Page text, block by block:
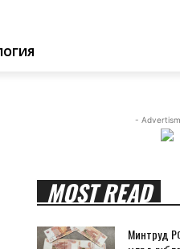
-
MOST READ
Минтруд